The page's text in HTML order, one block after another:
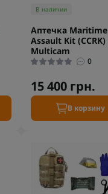
В наличии
Аптечка Maritime
Assault Kit (CCRK)
Multicam
0
15 400 грн.
В корзину